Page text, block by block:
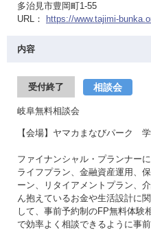
多治見市豊岡町1-55
URL：
https://www.tajimi-
内容
受付終了 相談会
岐阜無料相談会
【会場】ヤマカまなびパーク
ファイナンシャル・プランナー
ライフプラン、金融資産運用、
ーン、リタイアメントプラン、
ん抱えているお金や生活設計に
して、事前予約制のFP無料体験
で効率よく相談できるように事